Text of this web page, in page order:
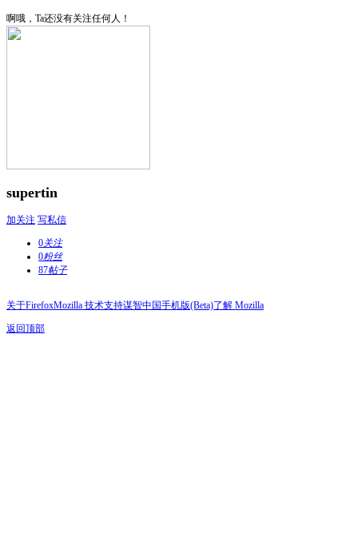
啊哦，Ta还没有关注任何人！
supertin
加关注 写私信
0关注
0粉丝
87帖子
关于FirefoxMozilla 技术支持谋智中国手机版(Beta)了解 Mozilla
返回顶部